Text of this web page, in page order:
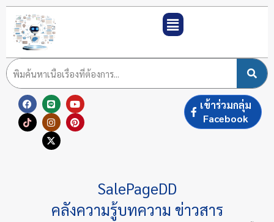
Skip
to
content
F
a
c
e
L
i
n
e
Y
o
u
t
T
i
k
t
I
n
s
t
a
g
P
i
n
t
X
-
t
w
i
t
เข้าร่วมกลุ่ม
Facebook
SalePageDD
คลังความรู้บทความ ข่าวสาร